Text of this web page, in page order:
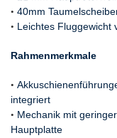
• 40mm
• Leichtes Fluggewicht
Rahmenmerkmale
•
integriert
• Mechanik mit
Hauptplatte